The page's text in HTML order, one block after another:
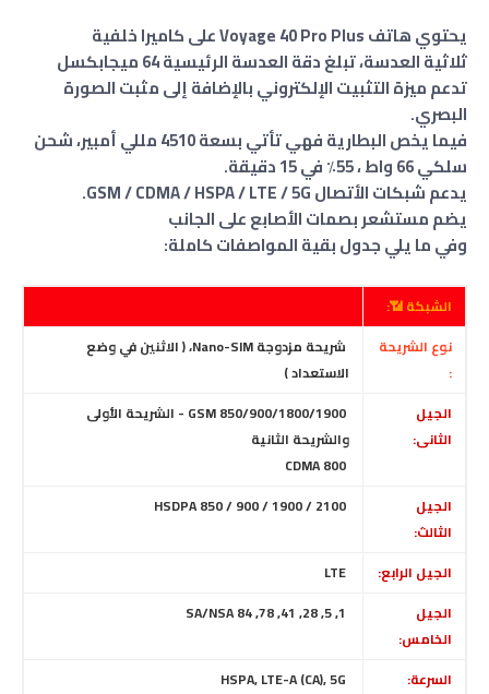
يحتوي هاتف Voyage 40 Pro Plus على كاميرا خلفية
ثلاثية العدسة، تبلغ دقة العدسة الرئيسية 64 ميجابكسل
تدعم ميزة التثبيت الإلكتروني بالإضافة إلى مثبت الصورة
البصري.
فيما يخص البطارية فهي تأتي بسعة 4510 مللي أمبير، شحن
سلكي 66 واط ، 55٪ في 15 دقيقة.
يدعم شبكات الأتصال GSM / CDMA / HSPA / LTE / 5G.
يضم مستشعر بصمات الأصابع على الجانب
وفي ما يلي جدول بقية المواصفات كاملة:
الشبكة 📶:
نوع الشريحة
:
شريحة مزدوجة Nano-SIM، ( الاثنين في وضع
الاستعداد )
الجيل
الثانى:
GSM 850/900/1800/1900 - الشريحة الأولى
والشريحة الثانية
الجيل
الثالث:
HSDPA 850 / 900 / 1900 / 2100
الجيل الرابع:
الجيل
الخامس:
السرعة: